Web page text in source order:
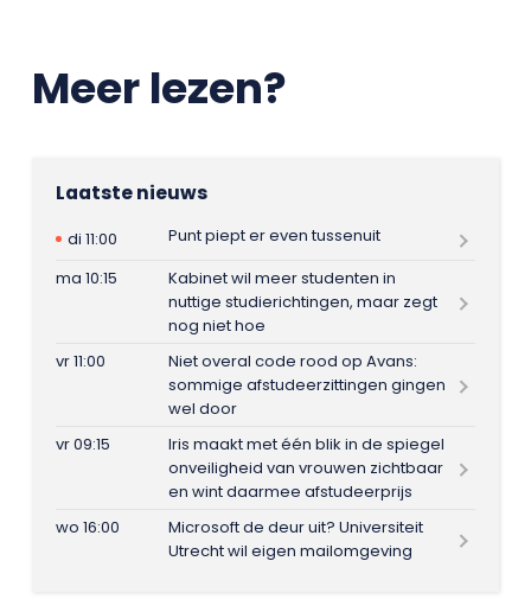
Meer lezen?
Laatste nieuws
di 11:00
Punt piept er even tussenuit
ma 10:15
Kabinet wil meer studenten in
nuttige studierichtingen, maar zegt
nog niet hoe
vr 11:00
Niet overal code rood op Avans:
sommige afstudeerzittingen gingen
wel door
vr 09:15
Iris maakt met één blik in de spiegel
onveiligheid van vrouwen zichtbaar
en wint daarmee afstudeerprijs
wo 16:00
Microsoft de deur uit? Universiteit
Utrecht wil eigen mailomgeving